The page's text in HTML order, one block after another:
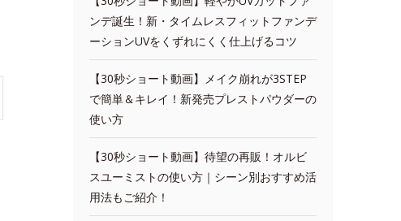
ンデ誕生！新・タイムレスフィットファンデ
ーションUVをくずれにくく仕上げるコツ
【30秒ショート動画】メイク崩れが3STEP
で簡単＆キレイ！新発売プレストパウダーの
使い方
【30秒ショート動画】待望の再販！オルビ
スユーミストの使い方｜シーン別おすすめ活
用法もご紹介！